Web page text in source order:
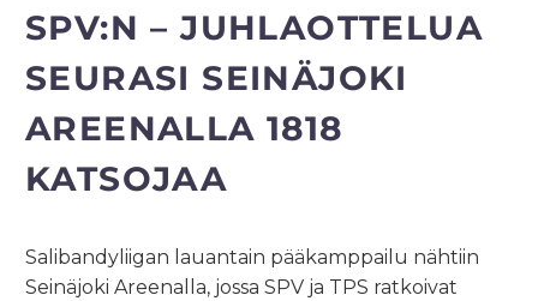
SPV:N – JUHLAOTTELUA
SEURASI SEINÄJOKI
AREENALLA 1818
KATSOJAA
Salibandyliigan lauantain pääkamppailu nähtiin
Seinäjoki Areenalla, jossa SPV ja TPS ratkoivat